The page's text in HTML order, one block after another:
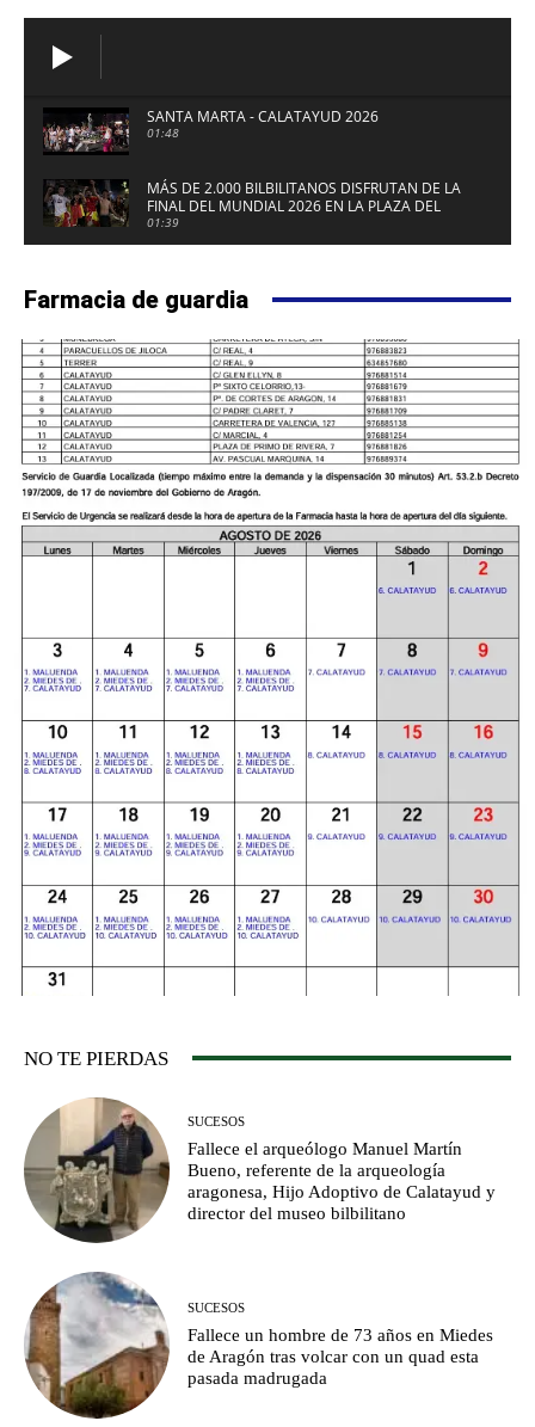
SANTA MARTA - CALATAYUD 2026
01:48
MÁS DE 2.000 BILBILITANOS DISFRUTAN DE LA
FINAL DEL MUNDIAL 2026 EN LA PLAZA DEL
FUERTE DE CALATAYUD
01:39
Farmacia de guardia
NO TE PIERDAS
SUCESOS
Fallece el arqueólogo Manuel Martín
Bueno, referente de la arqueología
aragonesa, Hijo Adoptivo de Calatayud y
director del museo bilbilitano
SUCESOS
Fallece un hombre de 73 años en Miedes
de Aragón tras volcar con un quad esta
pasada madrugada